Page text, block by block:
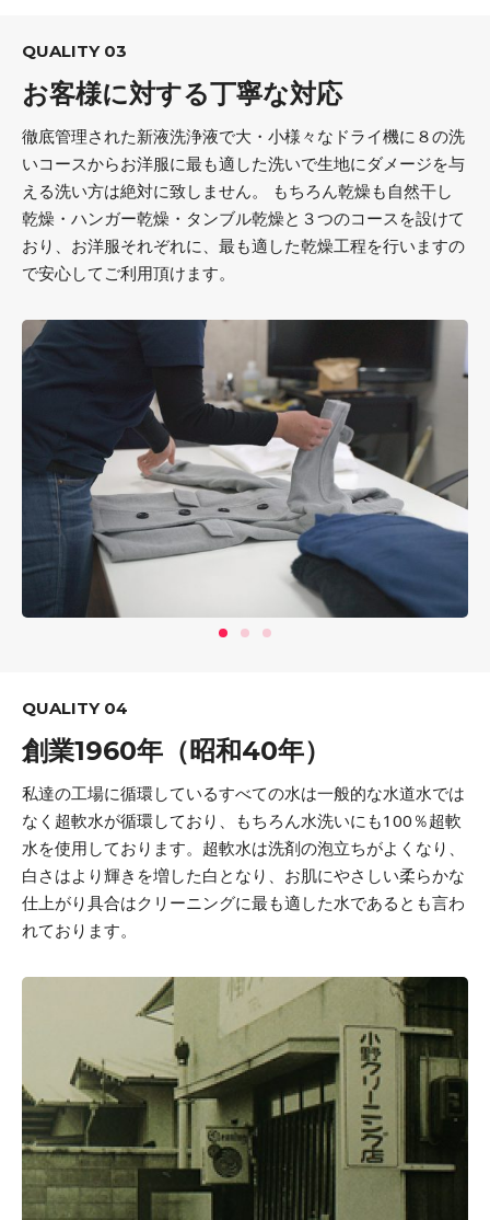
QUALITY 03
お客様に対する丁寧な対応
徹底管理された新液洗浄液で大・小様々なドライ機に８の洗
いコースからお洋服に最も適した洗いで生地にダメージを与
える洗い方は絶対に致しません。 もちろん乾燥も自然干し
乾燥・ハンガー乾燥・タンブル乾燥と３つのコースを設けて
おり、お洋服それぞれに、最も適した乾燥工程を行いますの
で安心してご利用頂けます。
QUALITY 04
創業1960年（昭和40年）
私達の工場に循環しているすべての水は一般的な水道水では
なく超軟水が循環しており、もちろん水洗いにも100％超軟
水を使用しております。超軟水は洗剤の泡立ちがよくなり、
白さはより輝きを増した白となり、お肌にやさしい柔らかな
仕上がり具合はクリーニングに最も適した水であるとも言わ
れております。